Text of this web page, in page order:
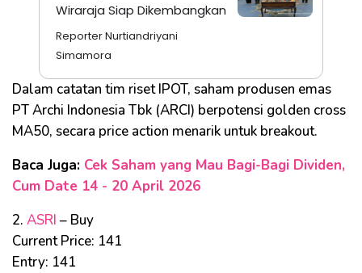
Wiraraja Siap Dikembangkan
Reporter Nurtiandriyani
Simamora
Dalam catatan tim riset IPOT, saham produsen emas
PT Archi Indonesia Tbk (ARCI) berpotensi golden cross
MA50, secara price action menarik untuk breakout.
Baca Juga: Cek Saham yang Mau Bagi-Bagi Dividen,
Cum Date 14 - 20 April 2026
2. ASRI – Buy
Current Price: 141
Entry: 141